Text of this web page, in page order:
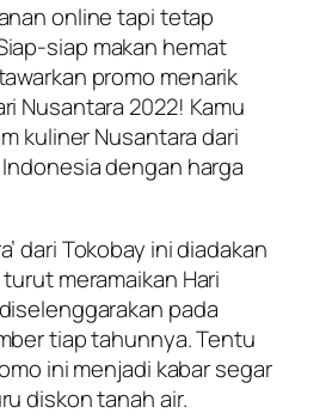
online tapi tetap
siap makan hemat
promo menarik
Nusantara 2022! Kamu
kuliner Nusantara dari
dengan harga
dari Tokobay ini diadakan
meramaikan Hari
pada
tiap tahunnya. Tentu
ini menjadi kabar segar
diskon tanah air.